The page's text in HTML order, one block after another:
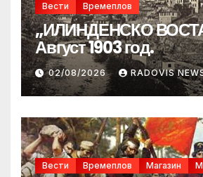
Вести Времеплов
„ИЛИНДЕНСКО
Август 1903 год.
02/08/2026 RADOVIS
Вести Времеплов Магазин